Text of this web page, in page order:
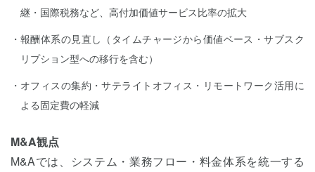
継・国際税務など、高付加価値サービス比率の拡大
報酬体系の見直し（タイムチャージから価値ベース・サブスク
リプション型への移行を含む）
オフィスの集約・サテライトオフィス・リモートワーク活用に
よる固定費の軽減
M&A観点
M&Aでは、システム・業務フロー・料金体系を統一する